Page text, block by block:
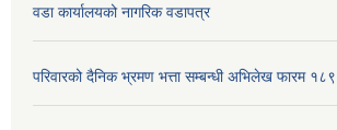
वडा कार्यालयको नागरिक वडापत्र
परिवारको दैनिक भ्रमण भत्ता सम्बन्धी अभिलेख फारम १८९